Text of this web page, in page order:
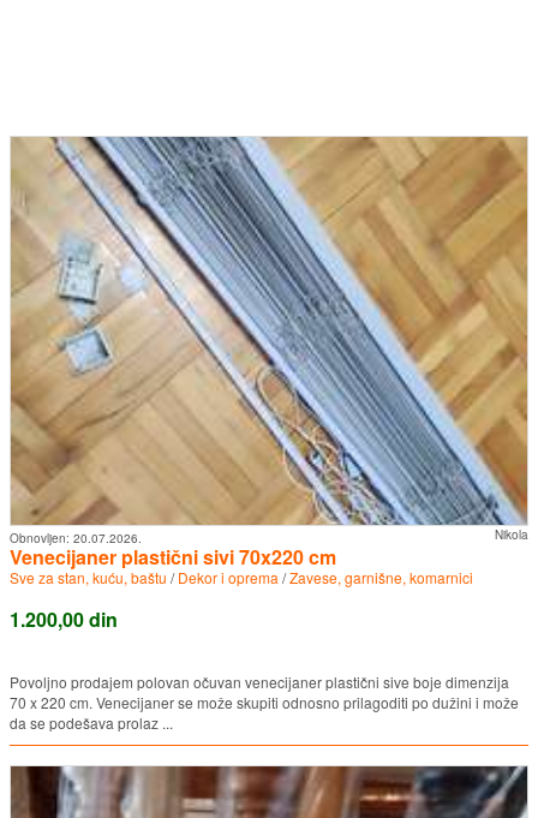
Nikola
Obnovljen: 20.07.2026.
Venecijaner plastični sivi 70x220 cm
Sve za stan, kuću, baštu /Dekor i oprema /Zavese, garnišne, komarnici
1.200,00 din
Povoljno prodajem polovan očuvan venecijaner plastični sive boje dimenzija
70 x 220 cm. Venecijaner se može skupiti odnosno prilagoditi po dužini i može
da se podešava prolaz ...